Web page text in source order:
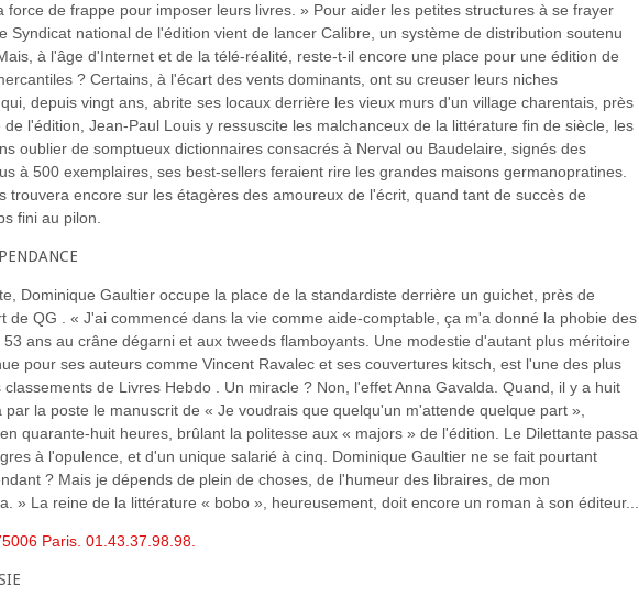
force de frappe pour imposer leurs livres. » Pour aider les petites structures à se frayer
Syndicat national de l'édition vient de lancer Calibre, un système de distribution soutenu
à l'âge d'Internet et de la télé-réalité, reste-t-il encore une place pour une édition de
? Certains, à l'écart des vents dominants, ont su creuser leurs niches
depuis vingt ans, abrite ses locaux derrière les vieux murs d'un village charentais, près
l'édition, Jean-Paul Louis y ressuscite les malchanceux de la littérature fin de siècle, les
oublier de somptueux dictionnaires consacrés à Nerval ou Baudelaire, signés des
à 500 exemplaires, ses best-sellers feraient rire les grandes maisons germanopratines.
trouvera encore sur les étagères des amoureux de l'écrit, quand tant de succès de
fini au pilon.
Dominique Gaultier occupe la place de la standardiste derrière un guichet, près de
de QG . « J'ai commencé dans la vie comme aide-comptable, ça m'a donné la phobie des
ans au crâne dégarni et aux tweeds flamboyants. Une modestie d'autant plus méritoire
pour ses auteurs comme Vincent Ravalec et ses couvertures kitsch, est l'une des plus
de Livres Hebdo . Un miracle ? Non, l'effet Anna Gavalda. Quand, il y a huit
la poste le manuscrit de « Je voudrais que quelqu'un m'attende quelque part »,
quarante-huit heures, brûlant la politesse aux « majors » de l'édition. Le Dilettante passa
à l'opulence, et d'un unique salarié à cinq. Dominique Gaultier ne se fait pourtant
? Mais je dépends de plein de choses, de l'humeur des libraires, de mon
» La reine de la littérature « bobo », heureusement, doit encore un roman à son éditeur...
Paris. 01.43.37.98.98.